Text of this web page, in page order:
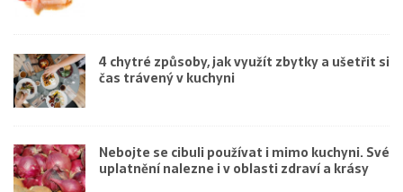
4 chytré způsoby, jak využít zbytky a ušetřit si
čas trávený v kuchyni
Nebojte se cibuli používat i mimo kuchyni. Své
uplatnění nalezne i v oblasti zdraví a krásy